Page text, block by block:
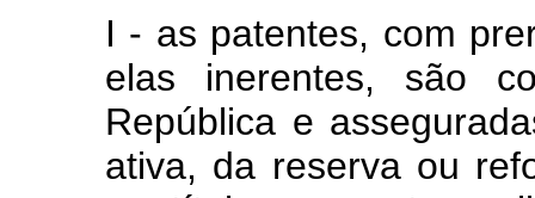
I - as patentes, com
elas inerentes, são
República e
ativa, da reserva ou